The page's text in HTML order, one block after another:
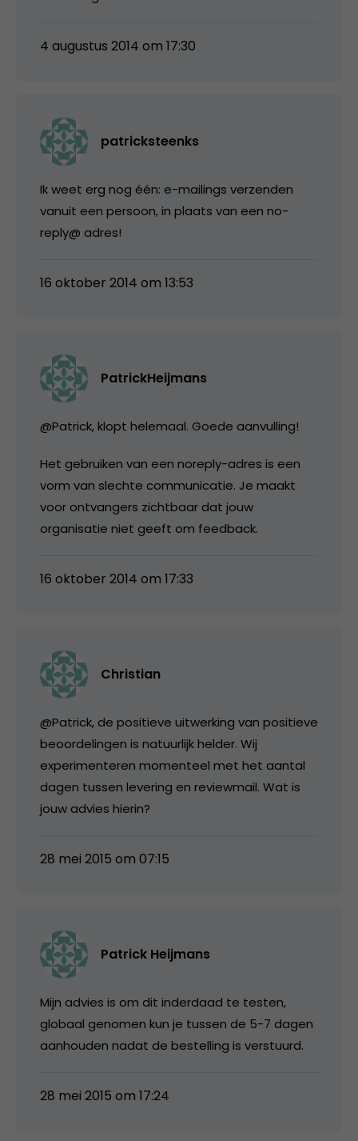
4 augustus 2014 om 17:30
patricksteenks
Ik weet erg nog één: e-mailings verzenden
vanuit een persoon, in plaats van een no-
reply@ adres!
16 oktober 2014 om 13:53
PatrickHeijmans
@Patrick, klopt helemaal. Goede aanvulling!
Het gebruiken van een noreply-adres is een
vorm van slechte communicatie. Je maakt
voor ontvangers zichtbaar dat jouw
organisatie niet geeft om feedback.
16 oktober 2014 om 17:33
Christian
@Patrick, de positieve uitwerking van positieve
beoordelingen is natuurlijk helder. Wij
experimenteren momenteel met het aantal
dagen tussen levering en reviewmail. Wat is
jouw advies hierin?
28 mei 2015 om 07:15
Patrick Heijmans
Mijn advies is om dit inderdaad te testen,
globaal genomen kun je tussen de 5-7 dagen
aanhouden nadat de bestelling is verstuurd.
28 mei 2015 om 17:24